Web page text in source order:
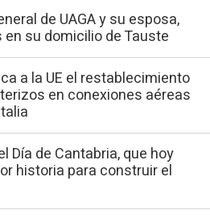
de UAGA y su esposa,
su domicilio de Tauste
a la UE el restablecimiento
en conexiones aéreas
Día de Cantabria, que hoy
historia para construir el